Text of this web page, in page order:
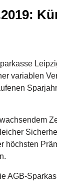
variablen
höchsten
AGB-